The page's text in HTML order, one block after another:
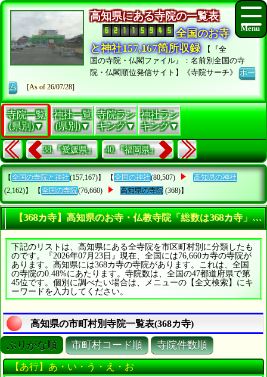
高知県にある寺院の一覧表
全国のお寺
と神社157,167箇所収録
【『全
国の寺院・仏閣ファイル』：名前別全国の寺
院・仏閣順位発信サイト】《寺院サーチ》ホー
ム
[As of 26/07/28]
寺院一覧
(県別)▼
神社一覧
(県別)▼
寺院ラン
キング▼
神社ラン
キング▼
38.『愛媛県』 40.『福岡県』
【 全国の寺院と神社(157,167)】 【 全国の神社(80,507)
高知県の神社
(2,162)】 【 全国の寺院(76,660) 高知県の寺院 (368)】
【368カ寺】高知県のお寺・仏教寺院「総数は368カ寺」を
下記のリストは、高知県にある全寺院を市区町村別に分類したも
のです。『2026年07月23日』現在、全国には76,660カ寺の寺院が
あります。高知県には368カ寺の寺院があります。これは、全国
の寺院の0.48%にあたります。寺院数は、全国の47都道府県で第
45位です。個別に調べたい場合は、メニューの【全文検索】にキ
ーワードを入力してください。
高知県の市町村別寺院一覧表(368カ寺)
ぶりがな順 市町村コード順 寺院件数順
【あ行】あ・い・う・え・お